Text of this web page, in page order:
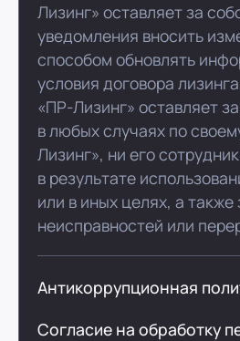
Лизинг» оставляет за
уведомления вносить
способом обновлять
условия договора
«ПР-Лизинг» оставляет
в любых случаях по
Лизинг», ни его
в результате
или в иных целях, а
неисправностей или
Антикоррупционная
Согласие на обработку